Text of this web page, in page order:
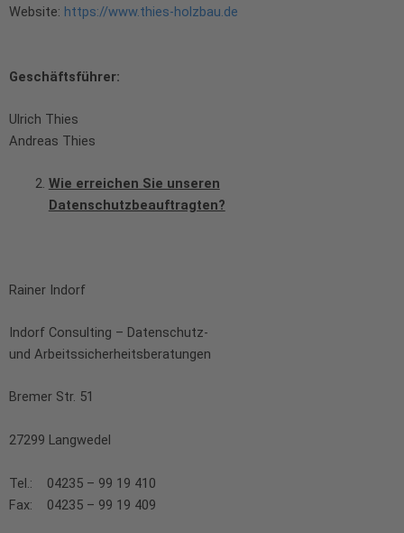
Website: https://www.thies-holzbau.de
Geschäftsführer:
Ulrich Thies
Andreas Thies
Wie erreichen Sie unseren
Datenschutzbeauftragten?
Rainer Indorf
Indorf Consulting – Datenschutz-
und Arbeitssicherheitsberatungen
Bremer Str. 51
27299 Langwedel
Tel.: 04235 – 99 19 410
Fax: 04235 – 99 19 409